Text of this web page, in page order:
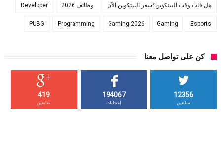
هل فات وقت البيتكوين؟سعر البيتكوين الآن وظائف 2026 Developer
Esports
Gaming
Gaming 2026
Programming
PUBG
كن على تواصل معنا
12356
متابعين
194067
إعجابات
419
متابعين